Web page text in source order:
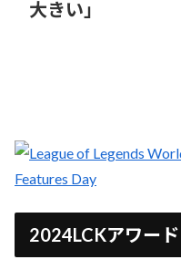
大きい」
2024LCKアワード